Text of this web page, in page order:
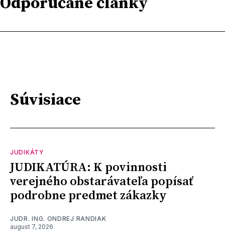
Súvisiace
JUDIKÁTY
JUDIKATÚRA: K povinnosti
verejného obstarávateľa popísať
podrobne predmet zákazky
JUDR. ING. ONDREJ RANDIAK
august 7, 2026